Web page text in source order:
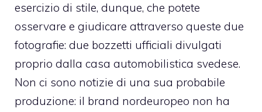
esercizio di stile, dunque, che potete
osservare e giudicare attraverso queste due
fotografie: due bozzetti ufficiali divulgati
proprio dalla casa automobilistica svedese.
Non ci sono notizie di una sua probabile
produzione: il brand nordeuropeo non ha